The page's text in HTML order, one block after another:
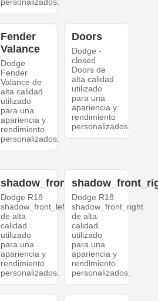
personalizados.
Fender
Valance
Dodge
Fender
Valance de
alta calidad
utilizado
para una
apariencia y
rendimiento
personalizados.
Doors
Dodge -
closed
Doors de
alta calidad
utilizado
para una
apariencia y
rendimiento
personalizados.
shadow_front_left
Dodge R18
shadow_front_left
de alta
calidad
utilizado
para una
apariencia y
rendimiento
personalizados.
Dodge R18
shadow_front_right
de alta
calidad
utilizado
para una
apariencia y
rendimiento
personalizados.